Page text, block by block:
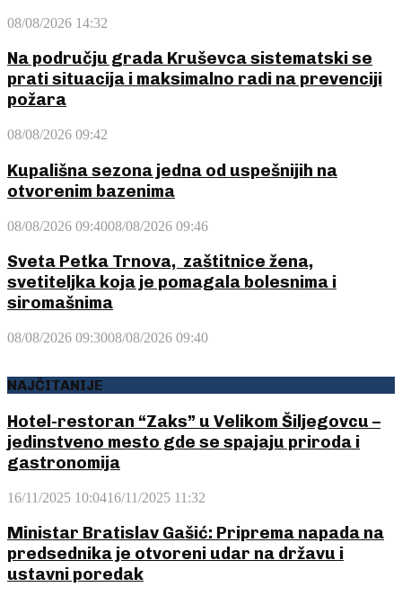
08/08/2026 14:32
Na području grada Kruševca sistematski se
prati situacija i maksimalno radi na prevenciji
požara
08/08/2026 09:42
Kupališna sezona jedna od uspešnijih na
otvorenim bazenima
08/08/2026 09:4008/08/2026 09:46
Sveta Petka Trnova, zaštitnice žena,
svetiteljka koja je pomagala bolesnima i
siromašnima
08/08/2026 09:3008/08/2026 09:40
NAJČITANIJE
Hotel-restoran “Zaks” u Velikom Šiljegovcu –
jedinstveno mesto gde se spajaju priroda i
gastronomija
16/11/2025 10:0416/11/2025 11:32
Ministar Bratislav Gašić: Priprema napada na
predsednika je otvoreni udar na državu i
ustavni poredak